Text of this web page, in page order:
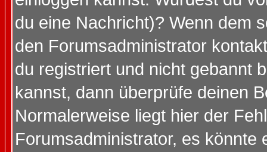
du eine Nachricht)? Wenn dem
den Forumsadministrator
du registriert und nicht gebannt
kannst, dann überprüfe deinen
Normalerweise liegt hier der
Forumsadministrator, es könnte